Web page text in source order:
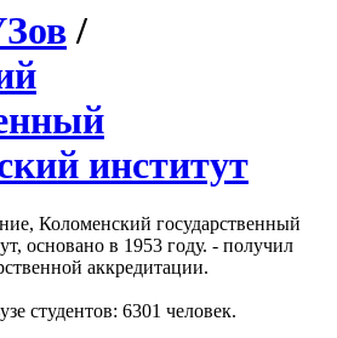
/
институт
Коломенский государственный
основано в 1953 году. - получил
аккредитации.
студентов: 6301 человек.